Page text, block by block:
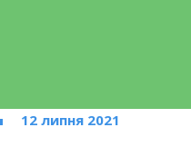
12 липня 2021